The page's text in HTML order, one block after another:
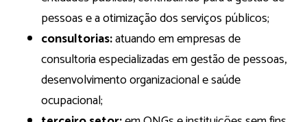
pessoas e a otimização dos serviços públicos;
consultorias:atuando em empresas de
consultoria especializadas em gestão de pessoas,
desenvolvimento organizacional e saúde
ocupacional;